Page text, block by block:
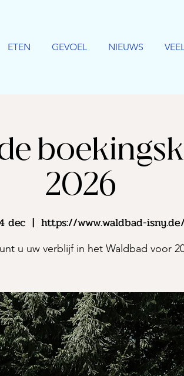
ETEN GEVOEL NIEUWS
2026
dec
  |
https://www.waldbad-isny.de/
u uw verblijf in het Waldbad voor